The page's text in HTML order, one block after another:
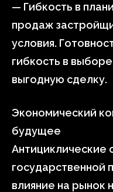
— Гибкость в
продаж
условия.
гибкость в
выгодную сделку.
Экономический
будущее
Антициклические
государственной
влияние на рынок